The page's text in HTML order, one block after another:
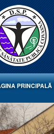
PRINCIPALĂ